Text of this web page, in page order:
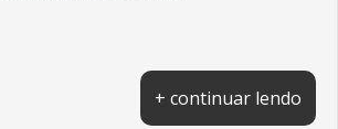
+ continuar lendo